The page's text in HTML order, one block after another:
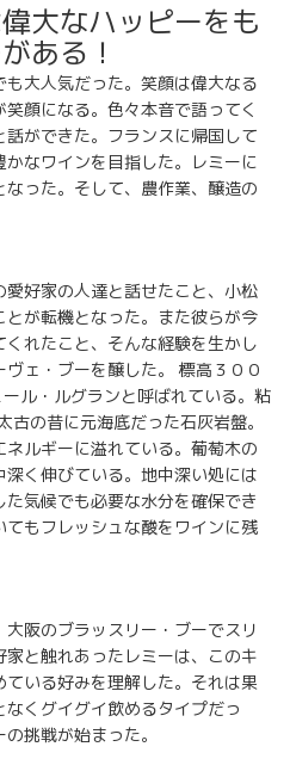
大なハッピーをも
ある！
大人気だった。笑顔は偉大なる
顔になる。色々本音で語ってく
ができた。フランスに帰国して
なワインを目指した。レミーに
った。そして、農作業、醸造の
好家の人達と話せたこと、小松
が転機となった。また彼らが今
れたこと、そんな経験を生かし
ェ・ブーを醸した。 標高３００
ル・ルグランと呼ばれている。粘
の昔に元海底だった石灰岩盤。
ルギーに溢れている。葡萄木の
く伸びている。地中深い処には
気候でも必要な水分を確保でき
もフレッシュな酸をワインに残
阪のブラッスリー・ブーでスリ
と触れあったレミーは、このキ
いる好みを理解した。それは果
くグイグイ飲めるタイプだっ
挑戦が始まった。